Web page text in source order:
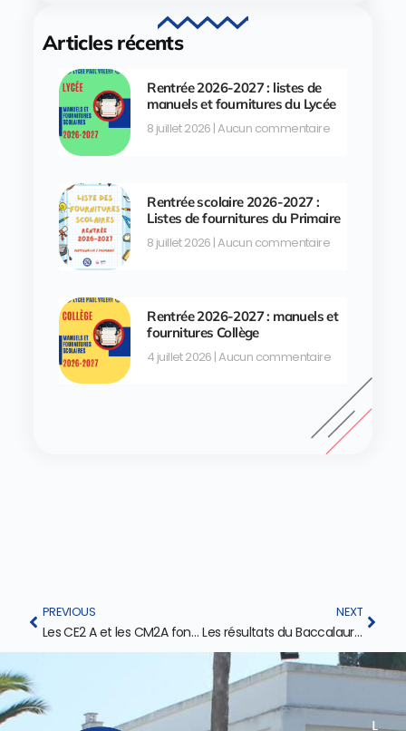
Articles récents
Rentrée 2026-2027 : listes de
manuels et fournitures du Lycée
8 juillet 2026 Aucun commentaire
Rentrée scolaire 2026-2027 :
Listes de fournitures du Primaire
8 juillet 2026 Aucun commentaire
Rentrée 2026-2027 : manuels et
fournitures Collège
4 juillet 2026 Aucun commentaire
PREVIOUS
Les CE2 A et les CM2A font leur cirque !
NEXT
Les résultats du Baccalauréat 2026 sont tombés !
L
L
I